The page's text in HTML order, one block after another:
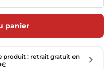
panier
produit : retrait gratuit en